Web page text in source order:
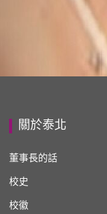
關於泰北
董事長的話
校史
校徽